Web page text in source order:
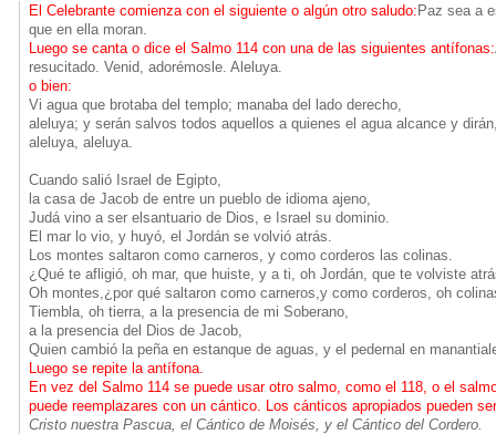
El Celebrante comienza con el siguiente o algún otro saludo: Paz sea a
que en ella moran.
Luego se canta o dice el Salmo 114 con una de las siguientes antífonas:
resucitado. Venid, adorémosle. Aleluya.
o bien:
Vi agua que brotaba del templo; manaba del lado derecho,
aleluya; y serán salvos todos aquellos a quienes el agua alcance y
aleluya, aleluya.
Cuando salió Israel de Egipto,
la casa de Jacob de entre un pueblo de idioma ajeno,
Judá vino a ser elsantuario de Dios, e Israel su dominio.
El mar lo vio, y huyó, el Jordán se volvió atrás.
Los montes saltaron como carneros, y como corderos las colinas.
¿Qué te afligió, oh mar, que huiste, y a ti, oh Jordán, que te volviste
Oh montes,¿por qué saltaron como carneros,y como corderos, oh
Tiembla, oh tierra, a la presencia de mi Soberano,
a la presencia del Dios de Jacob,
Quien cambió la peña en estanque de aguas, y el pedernal en
Luego se repite la antífona.
En vez del Salmo 114 se puede usar otro salmo, como el 118, o el
puede reemplazares con un cántico. Los cánticos apropiados pueden
Cristo nuestra Pascua, el Cántico de Moisés, y el Cántico del Cordero.